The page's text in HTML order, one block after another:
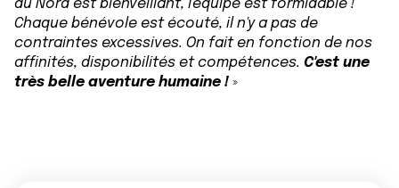
publicité et d'analyse, qui peuvent combiner celles-ci
avec d'autres informations que vous leur avez fournies
ou qu'ils ont collectées lors de votre utilisation de leurs
services.
du Nord est bienveillant, l'équipe est formidable !
Chaque bénévole est écouté, il n'y a pas de
contraintes excessives. On fait en fonction de nos
affinités, disponibilités et compétences. C'est une
très belle aventure humaine ! »